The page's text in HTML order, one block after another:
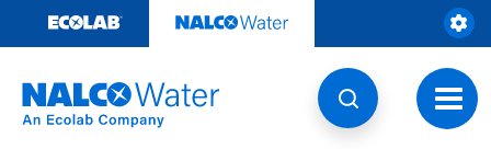
contenu​​​​​​​
à